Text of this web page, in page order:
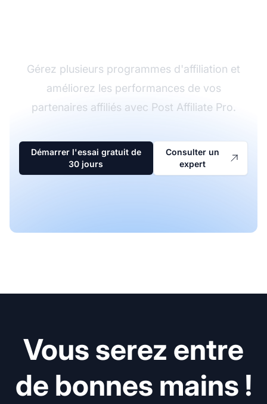
Gérez plusieurs programmes d'affiliation et
améliorez les performances de vos
partenaires affiliés avec Post Affiliate Pro.
Démarrer l'essai gratuit de
30 jours
Consulter un
expert
Vous serez entre
de bonnes mains !